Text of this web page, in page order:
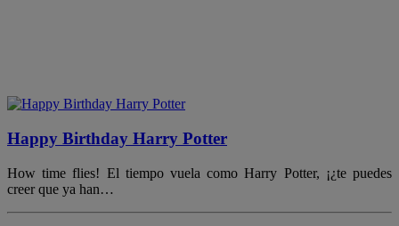
Happy Birthday Harry Potter
How time flies! El tiempo vuela como Harry Potter, ¡¿te puedes
creer que ya han…